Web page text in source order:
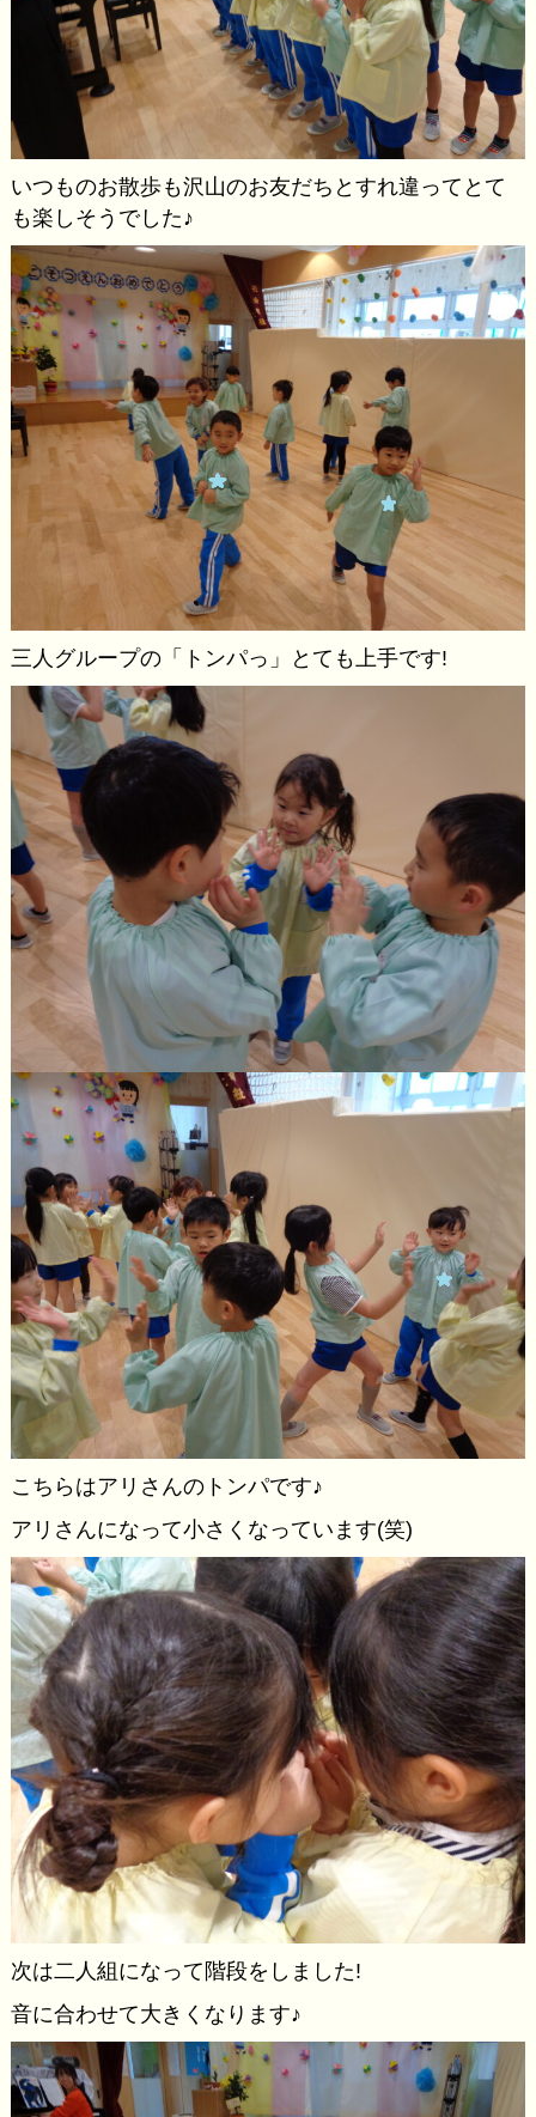
いつものお散歩も沢山のお友だちとすれ違ってとて
も楽しそうでした♪
三人グループの「トンパっ」とても上手です!
こちらはアリさんのトンパです♪
アリさんになって小さくなっています(笑)
次は二人組になって階段をしました!
音に合わせて大きくなります♪